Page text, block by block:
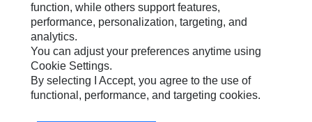
Cookie Settings
Informazioni Legali
Tutela Della Privacy
function, while others support features,
performance, personalization, targeting, and
analytics.
You can adjust your preferences anytime using
Cookie Settings.
By selecting I Accept, you agree to the use of
functional, performance, and targeting cookies.